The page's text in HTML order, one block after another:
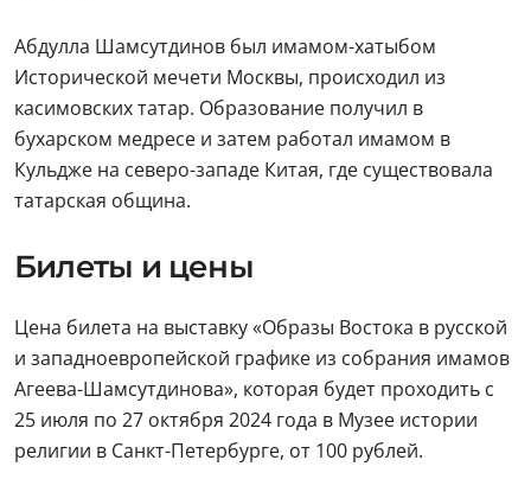
Абдулла Шамсутдинов был имамом-хатыбом
Исторической мечети Москвы, происходил из
касимовских татар. Образование получил в
бухарском медресе и затем работал имамом в
Кульдже на северо-западе Китая, где существовала
татарская община.
Билеты и цены
Цена билета на выставку «Образы Востока в русской
и западноевропейской графике из собрания имамов
Агеева-Шамсутдинова», которая будет проходить с
25 июля по 27 октября 2024 года в Музее истории
религии в Санкт-Петербурге, от 100 рублей.